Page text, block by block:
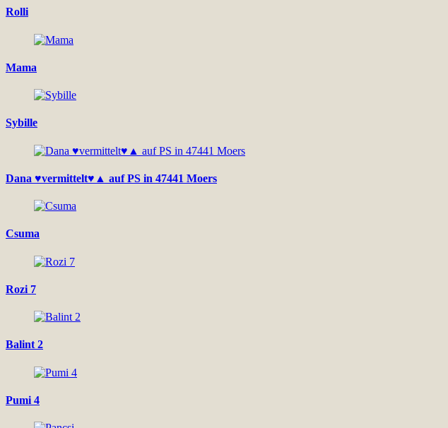
Rolli
Mama
Sybille
Dana ♥vermittelt♥▲ auf PS in 47441 Moers
Csuma
Rozi 7
Balint 2
Pumi 4